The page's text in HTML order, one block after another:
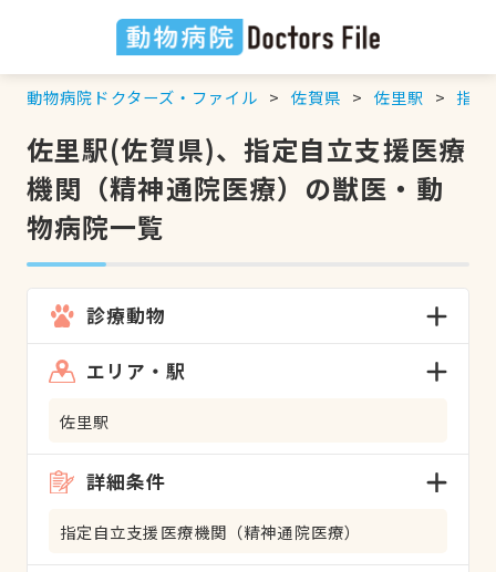
動物病院ドクターズ・ファイル 佐賀県 佐里駅 指定
佐里駅(佐賀県)、指定自立支援医療
機関（精神通院医療）の獣医・動
物病院一覧
診療動物
エリア・駅
佐里駅
詳細条件
指定自立支援医療機関（精神通院医療）